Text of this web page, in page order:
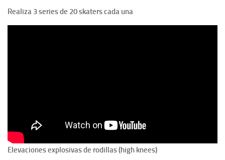
Realiza 3 series de 20 skaters cada una
Elevaciones explosivas de rodillas (high knees)